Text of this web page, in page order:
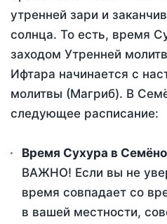
утренней зари и
солнца. То есть, время
заходом Утренней
Ифтара начинается с
молитвы (Магриб). В
следующее расписание:
Время Сухура в
ВАЖНО! Если вы не
время совпадает со
в вашей местности,